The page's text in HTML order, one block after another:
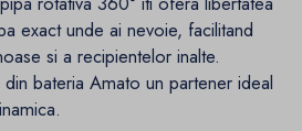
exact unde ai nevoie, facilitand
si a recipientelor inalte.
bateria Amato un partener ideal